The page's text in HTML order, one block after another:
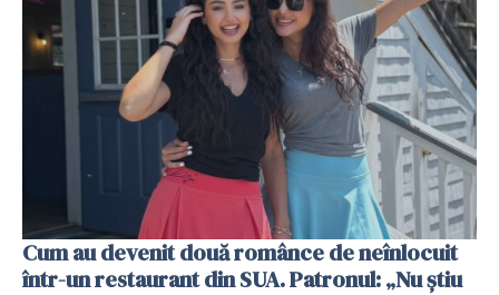
Cum au devenit două românce de neînlocuit
într-un restaurant din SUA. Patronul: „Nu știu